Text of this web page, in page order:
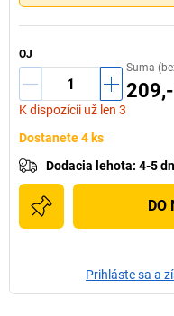
OJ
K dispozícii už len 3
Suma
Dostanete 4 ks
Dodacia lehota: 4-5
DO
Prihláste sa a